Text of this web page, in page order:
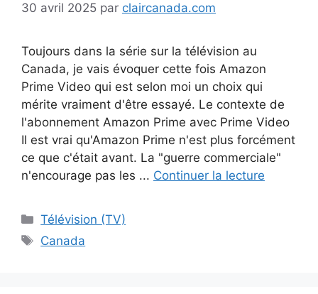
30 avril 2025 par claircanada.com
Toujours dans la série sur la télévision au
Canada, je vais évoquer cette fois Amazon
Prime Video qui est selon moi un choix qui
mérite vraiment d'être essayé. Le contexte de
l'abonnement Amazon Prime avec Prime Video
Il est vrai qu'Amazon Prime n'est plus forcément
ce que c'était avant. La "guerre commerciale"
n'encourage pas les ... Continuer la lecture
Catégories
Télévision (TV)
Étiquettes
Canada